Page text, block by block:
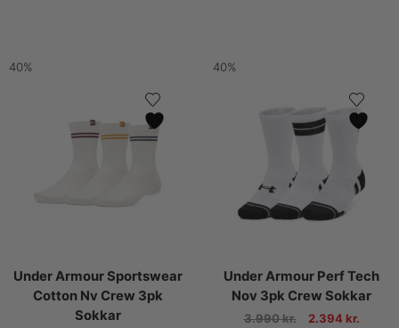
40%
Under Armour Sportswear
Cotton Nv Crew 3pk
Sokkar
40%
Under Armour Perf Tech
Nov 3pk Crew Sokkar
3.990kr. 2.394 kr.